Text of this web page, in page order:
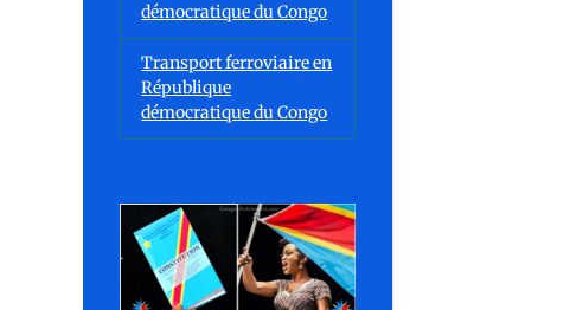
démocratique du Congo
Transport ferroviaire en
République
démocratique du Congo